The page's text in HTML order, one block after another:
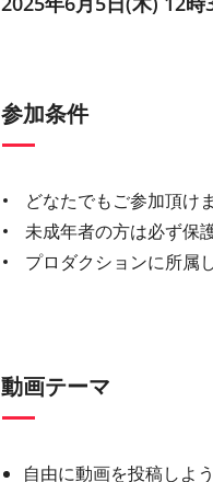
参加条件
どなたでもご参加頂け
未成年者の方は必ず保
プロダクションに所属
動画テーマ
自由に動画を投稿しよう